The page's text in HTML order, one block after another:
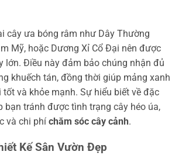
cây ưa bóng râm như Dây Thường
Mỹ, hoặc Dương Xỉ Cổ Đại nên được
lớn. Điều này đảm bảo chúng nhận đủ
khuếch tán, đồng thời giúp mảng xanh
và khỏe mạnh. Sự hiểu biết về đặc
bạn tránh được tình trạng cây héo úa,
và chi phí chăm sóc cây cảnh.
Kế Sân Vườn Đẹp